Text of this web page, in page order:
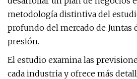
metodología distintiva del
profundo del mercado de Juntas
presión.
El estudio examina las
cada industria y ofrece más